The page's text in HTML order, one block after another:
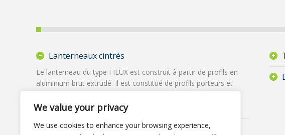
We value your privacy
We use cookies to enhance your browsing experience,
Lanterneaux cintrés
Le lanterneau du type FILUX est construit à partir de profils en
aluminium brut extrudé. Il est constitué de profils porteurs et
assurant une parfaite étanchéité entre les différents éléments.
Lanterneaux intégrant de la ventilation